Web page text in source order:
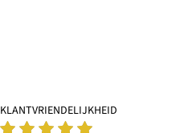
KLANTVRIENDELIJKHEID